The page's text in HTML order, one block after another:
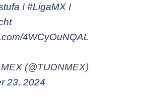
I#LigaMX I
4WCyOuNQAL
(@TUDNMEX)
23, 2024